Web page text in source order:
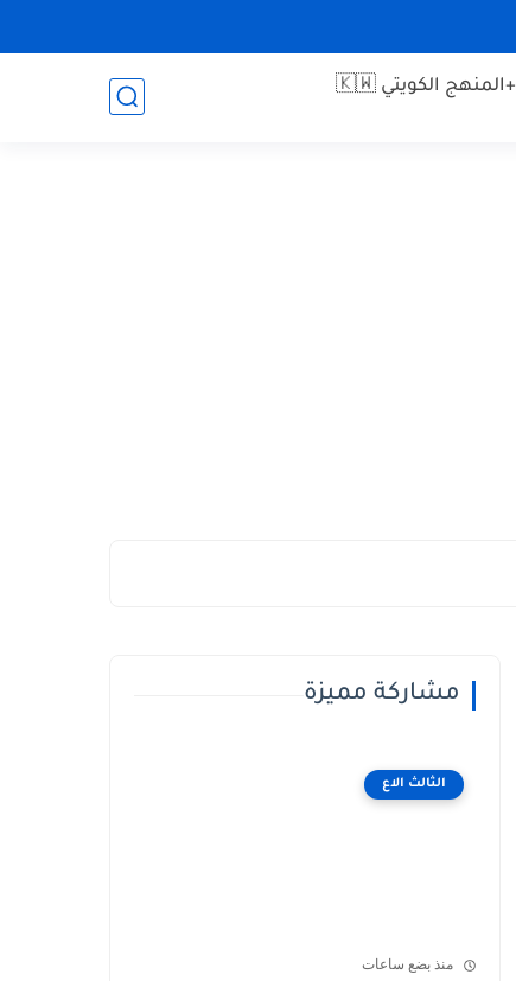
+المنهج الكويتي 🇰🇼
مشاركة مميزة
الثالث الاع
منذ بضع ساعات